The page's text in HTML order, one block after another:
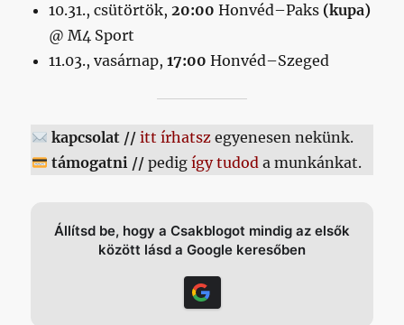
10.31., csütörtök,20:00 Honvéd–Paks (kupa)
@ M4 Sport
11.03., vasárnap,17:00 Honvéd–Szeged
kapcsolat // itt írhatszegyenesen nekünk.
támogatni //pedig így tudoda munkánkat.
Állítsd be, hogy a Csakblogot mindig az elsők
között lásd a Google keresőben